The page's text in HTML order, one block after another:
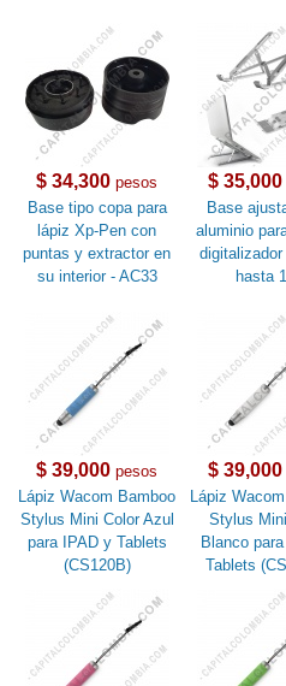
$ 34,300 pesos
Base tipo copa para
lápiz Xp-Pen con
puntas y extractor en
su interior - AC33
$ 35,000
Base
aluminio
hasta
$ 39,000 pesos
Lápiz Wacom Bamboo
Stylus Mini Color Azul
para IPAD y Tablets
(CS120B)
$ 39,000
Lápiz
Stylus
Blanco
Tablets